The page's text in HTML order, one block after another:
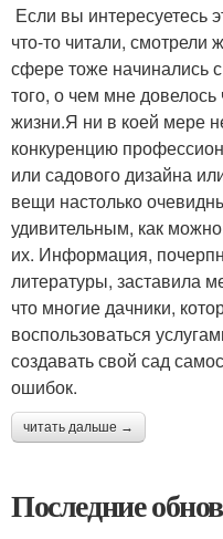
Если вы интересуетесь
что-то читали,
сфере тоже начинались
того, о чем мне
жизни.Я ни в коей мере
конкуренцию
или садового дизайна
вещи настолько
удивительным, как
их. Информация,
литературы, заставила
что многие дачники,
воспользоваться
создавать свой сад
ошибок.
читать дальше →
Последние